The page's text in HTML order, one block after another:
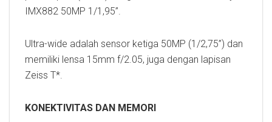
IMX882 50MP 1/1,95”.
Ultra-wide adalah sensor ketiga 50MP (1/2,75”) dan
memiliki lensa 15mm f/2.05, juga dengan lapisan
Zeiss T*.
KONEKTIVITAS DAN MEMORI